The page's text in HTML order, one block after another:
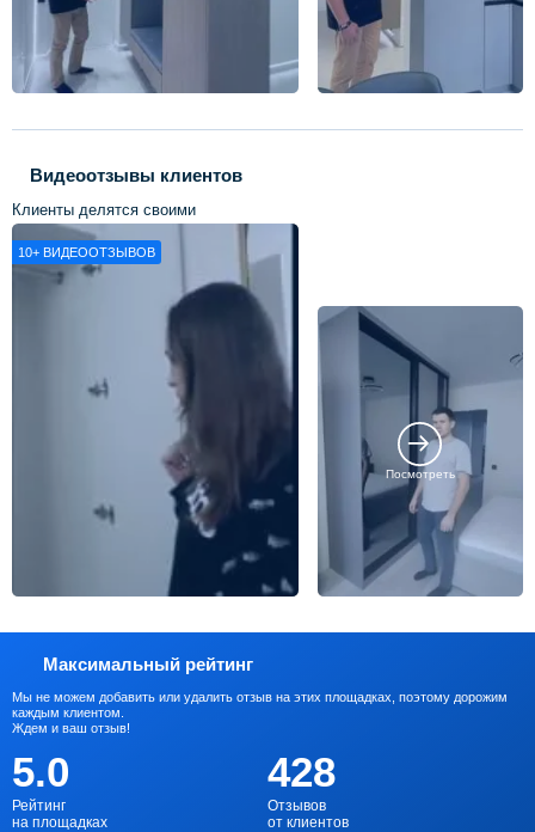
Видеоотзывы клиентов
Клиенты делятся своими
впечатлениями о нашей работе
10+ ВИДЕООТЗЫВОВ
Посмотреть
Максимальный рейтинг
Мы не можем добавить или удалить отзыв на этих площадках, поэтому дорожим
каждым клиентом.
Ждем и ваш отзыв!
5.0
Рейтинг
на площадках
428
Отзывов
от клиентов